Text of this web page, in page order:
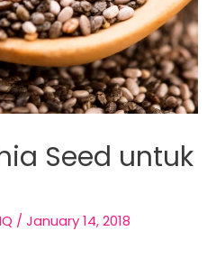
Seed untuk
/ January 14, 2018